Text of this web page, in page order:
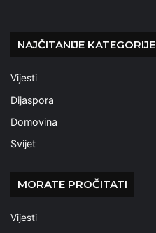
NAJČITANIJE KATEGORIJE
Vijesti
Dijaspora
Domovina
Svijet
MORATE PROČITATI
Vijesti